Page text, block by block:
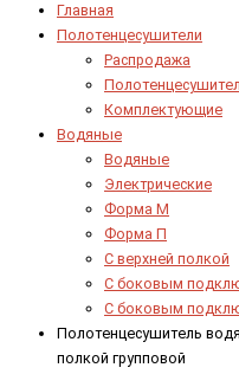
Главная
Полотенцесушители
Распродажа
Комплектующие
Водяные
Водяные
Электрические
Форма М
Форма П
C верхней полкой
C боковым
C боковым
Полотенцесушитель
полкой групповой